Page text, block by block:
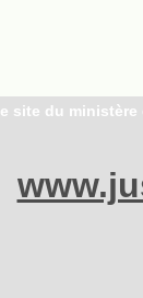
site du ministère